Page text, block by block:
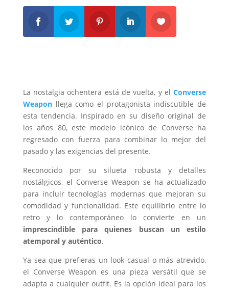
La nostalgia ochentera está de vuelta, y el Converse
Weaponllega como el protagonista indiscutible de
esta tendencia. Inspirado en su diseño original de
los años 80, este modelo icónico de Converse ha
regresado con fuerza para combinar lo mejor del
pasado y las exigencias del presente.
Reconocido por su silueta robusta y detalles
nostálgicos, el Converse Weapon se ha actualizado
para incluir tecnologías modernas que mejoran su
comodidad y funcionalidad. Este equilibrio entre lo
retro y lo contemporáneo lo convierte en un
imprescindible para quienes buscan un estilo
atemporal y auténtico.
Ya sea que prefieras un look casual o más atrevido,
el Converse Weapon es una pieza versátil que se
adapta a cualquier outfit. Es la opción ideal para los